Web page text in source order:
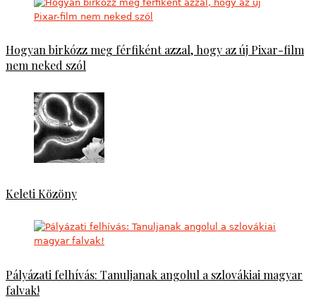
Hogyan birkózz meg férfiként azzal, hogy az új Pixar-film
nem neked szól
Keleti Közöny
Pályázati felhívás: Tanuljanak angolul a szlovákiai magyar
falvak!